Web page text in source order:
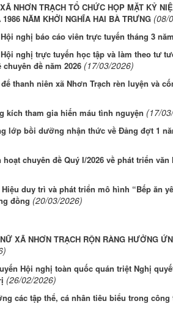
NHƠN TRẠCH TỔ CHỨC HỌP MẶT KỶ
NĂM KHỞI NGHĨA HAI BÀ TRƯNG (08/
nghị báo cáo viên trực tuyến tháng 3
nghị trực tuyến học tập và làm theo tư
đề năm 2026 (17/03/2026)
thanh niên xã Nhơn Trạch rèn luyện và
kích tham gia hiến máu tình nguyện (17/
lớp bồi dưỡng nhận thức về Đảng đợt 1
chuyên đề Quý I/2026 về phát triển
duy trì và phát triển mô hình “Bếp ăn
đồng (20/03/2026)
XÃ NHƠN TRẠCH RỘN RÀNG HƯỞNG
Hội nghị toàn quốc quán triệt Nghị
(26/02/2026)
các tập thể, cá nhân tiêu biểu trong công